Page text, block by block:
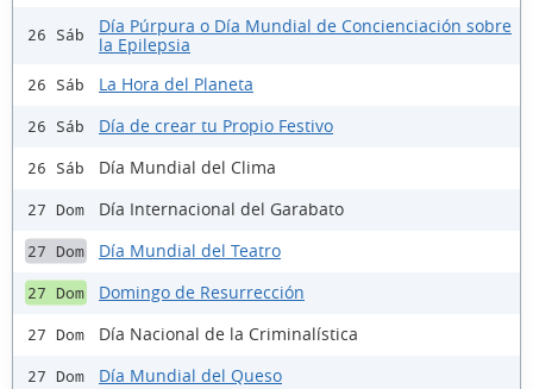
26 Sáb
Día Púrpura o Día Mundial de Concienciación sobre
la Epilepsia
26 Sáb La Hora del Planeta
26 Sáb Día de crear tu Propio Festivo
26 Sáb Día Mundial del Clima
27 Dom Día Internacional del Garabato
27 Dom Día Mundial del Teatro
27 Dom Domingo de Resurrección
27 Dom Día Nacional de la Criminalística
27 Dom Día Mundial del Queso